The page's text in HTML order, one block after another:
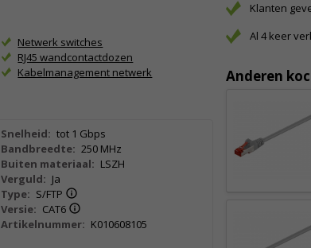
Netwerk switches
RJ45 wandcontactdozen
Kabelmanagement netwerk
Snelheid: tot 1 Gbps
Bandbreedte: 250 MHz
Buiten materiaal: LSZH
Verguld: Ja
Type: S/FTP
Versie: CAT6
Artikelnummer: K010608105
Klanten
Al 4 keer
Anderen